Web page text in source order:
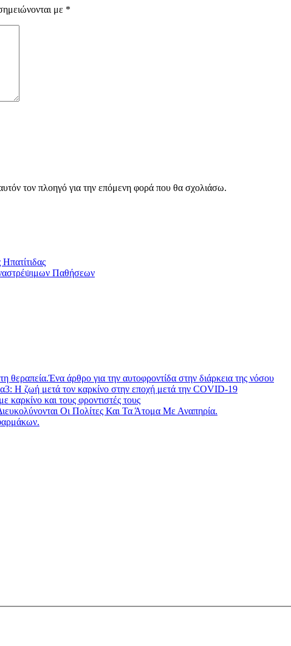
με *
τον πλοηγό για την επόμενη φορά που θα σχολιάσω.
Παθήσεων
άρθρο για την αυτοφροντίδα στην διάρκεια της νόσου
Η ζωή μετά τον καρκίνο στην εποχή μετά την COVID-19
και τους φροντιστές τους
Οι Πολίτες Και Τα Άτομα Με Αναπηρία.